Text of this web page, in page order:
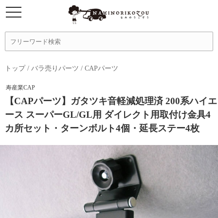
トップ/ バラ売りパーツ / CAPパーツ
寿産業CAP
【CAPパーツ】ガタツキ音軽減処理済 200系ハイエ
ース スーパーGL/GL用 ダイレクト用取付け金具4
カ所セット・ターンボルト4個・延長ステー4枚